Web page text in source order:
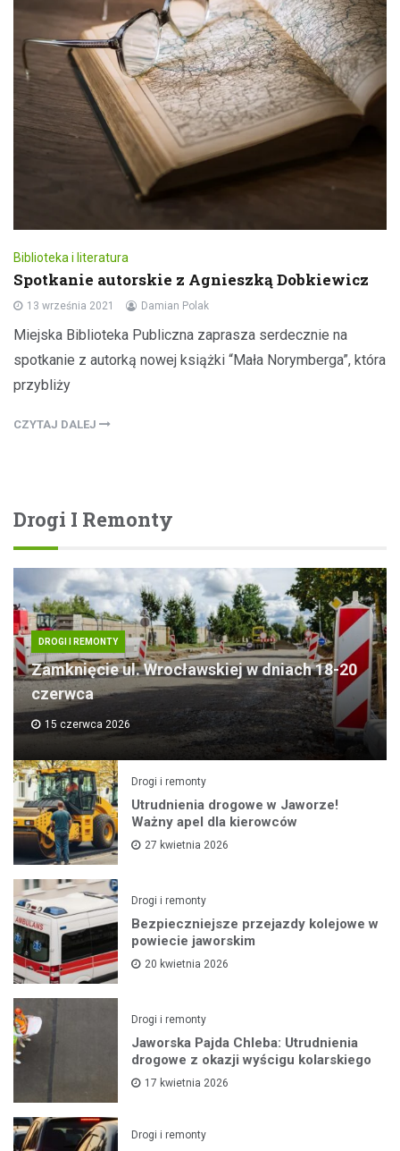
Biblioteka i literatura
Spotkanie autorskie z Agnieszką Dobkiewicz
13 września 2021 Damian Polak
Miejska Biblioteka Publiczna zaprasza serdecznie na
spotkanie z autorką nowej książki “Mała Norymberga”, która
przybliży
CZYTAJ DALEJ
Drogi I Remonty
DROGI I REMONTY
Zamknięcie ul. Wrocławskiej w dniach 18-20
czerwca
15 czerwca 2026
Drogi i remonty
Utrudnienia drogowe w Jaworze!
Ważny apel dla kierowców
27 kwietnia 2026
Drogi i remonty
Bezpieczniejsze przejazdy kolejowe w
powiecie jaworskim
20 kwietnia 2026
Drogi i remonty
Jaworska Pajda Chleba: Utrudnienia
drogowe z okazji wyścigu kolarskiego
17 kwietnia 2026
Drogi i remonty